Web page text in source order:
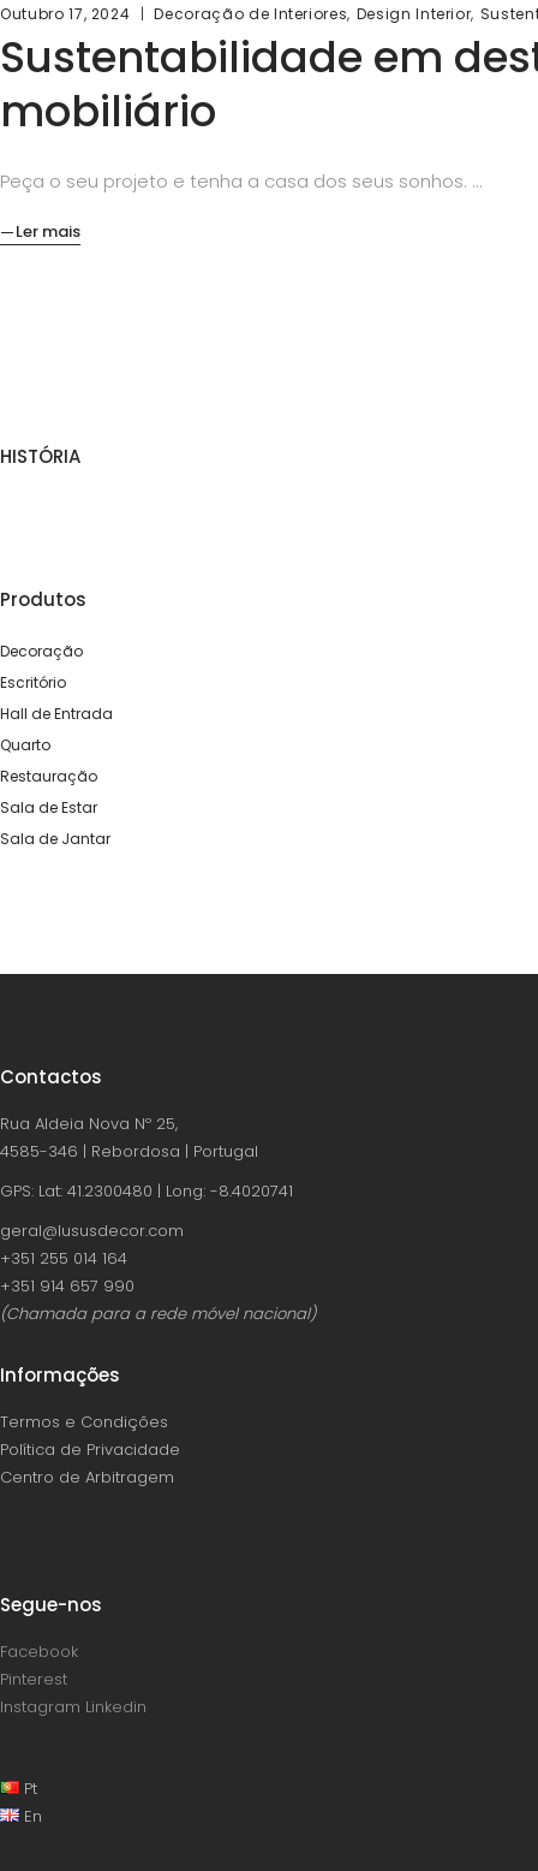
Outubro 17, 2024 Decoração de Interiores, Design Interior,
Sustentabilidade em
mobiliário
Peça o seu projeto e tenha a casa dos seus sonhos.
Ler mais
HISTÓRIA
Produtos
Decoração
Escritório
Hall de Entrada
Quarto
Restauração
Sala de Estar
Sala de Jantar
Contactos
Rua Aldeia Nova Nº 25,
4585-346 | Rebordosa | Portugal
GPS: Lat: 41.2300480 | Long: -8.4020741
geral@lususdecor.com
‪+351 255 014 164‬
‪+351 914 657 990
(Chamada para a rede móvel nacional)
Informações
Termos e Condições
Política de Privacidade
Centro de Arbitragem
Segue-nos
Facebook
Pinterest
Instagram Linkedin
Pt
En